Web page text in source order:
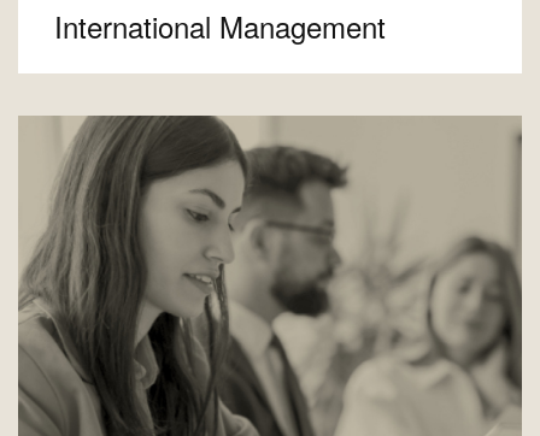
International Management